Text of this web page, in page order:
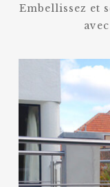
Embellissez et